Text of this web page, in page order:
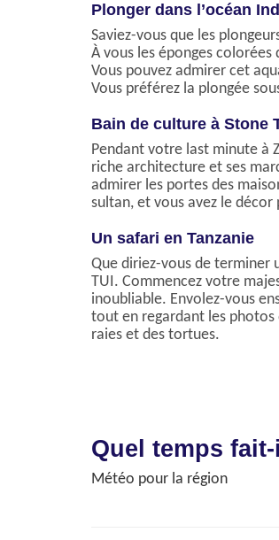
Plonger dans l’océan
Saviez-vous que les
À vous les éponges
Vous pouvez admirer cet
Vous préférez la plongée
Bain de culture à Stone
Pendant votre last minute à
riche architecture et ses
admirer les portes des
sultan, et vous avez le
Un safari en Tanzanie
Que diriez-vous de terminer
TUI. Commencez votre
inoubliable. Envolez-vous
tout en regardant les photos
raies et des tortues.
Quel temps
Météo pour la région